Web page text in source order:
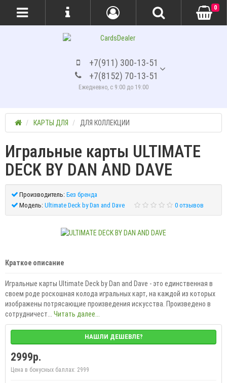
+7(911) 300-13-51
+7(8152) 70-13-51
Ежедневно, с 9:00 до 19:00
0
КАРТЫ ДЛЯ ДЛЯ КОЛЛЕКЦИИ
Игральные карты ULTIMATE
DECK BY DAN AND DAVE
Производитель: Без бренда
Модель: Ultimate Deck by Dan and Dave 0 отзывов
Краткое описание
Игральные карты Ultimate Deck by Dan and Dave - это единственная в
своем роде роскошная колода игральных карт, на каждой из которых
изображены потрясающие произведения искусства. Произведено в
сотрудничест... Читать далее...
НАШЛИ ДЕШЕВЛЕ?
2999р.
Цена в бонусных баллах: 2999